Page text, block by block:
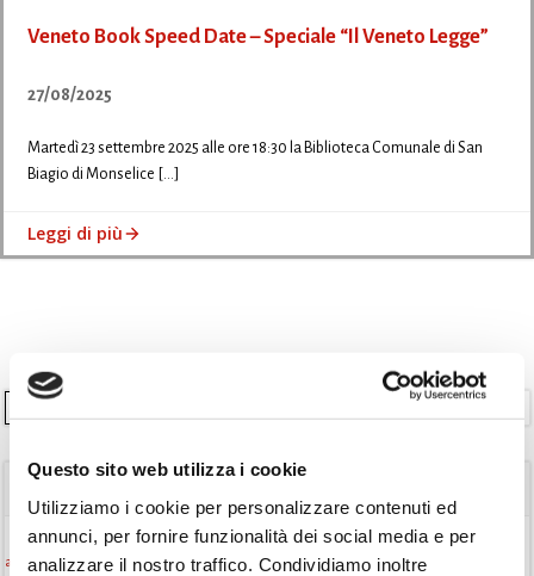
Questo sito web utilizza i cookie
Utilizziamo i cookie per personalizzare contenuti ed
annunci, per fornire funzionalità dei social media e per
analizzare il nostro traffico. Condividiamo inoltre
Veneto Book Speed Date – Speciale “Il Veneto Legge”
27/08/2025
Martedì 23 settembre 2025 alle ore 18:30 la Biblioteca Comunale di San
Biagio di Monselice […]
Leggi di più
Cerca
attività per bambini Attività per ragazzi Autore